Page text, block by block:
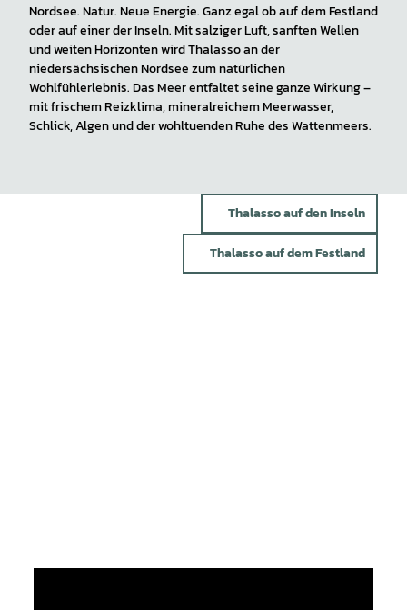
Nordsee. Natur. Neue Energie. Ganz egal ob auf dem Festland
oder auf einer der Inseln. Mit salziger Luft, sanften Wellen
und weiten Horizonten wird Thalasso an der
niedersächsischen Nordsee zum natürlichen
Wohlfühlerlebnis. Das Meer entfaltet seine ganze Wirkung –
mit frischem Reizklima, mineralreichem Meerwasser,
Schlick, Algen und der wohltuenden Ruhe des Wattenmeers.
Thalasso auf den Inseln
Thalasso auf dem Festland